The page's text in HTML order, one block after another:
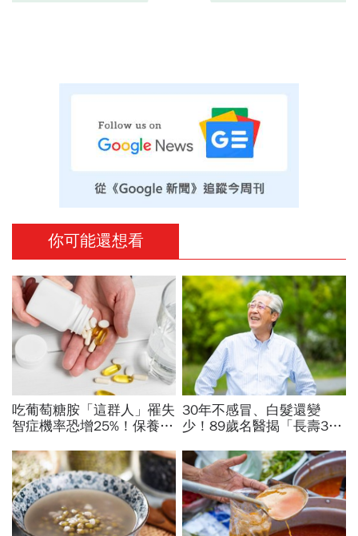
你可能還想看
吃葡萄糖胺「這群人」罹失
智症機率恐增25%！保養關
海默症？揪出禍首是它
30年不感冒、白髮還變
少！89歲名醫揭「長壽3
口，偶爾也該吃點肉